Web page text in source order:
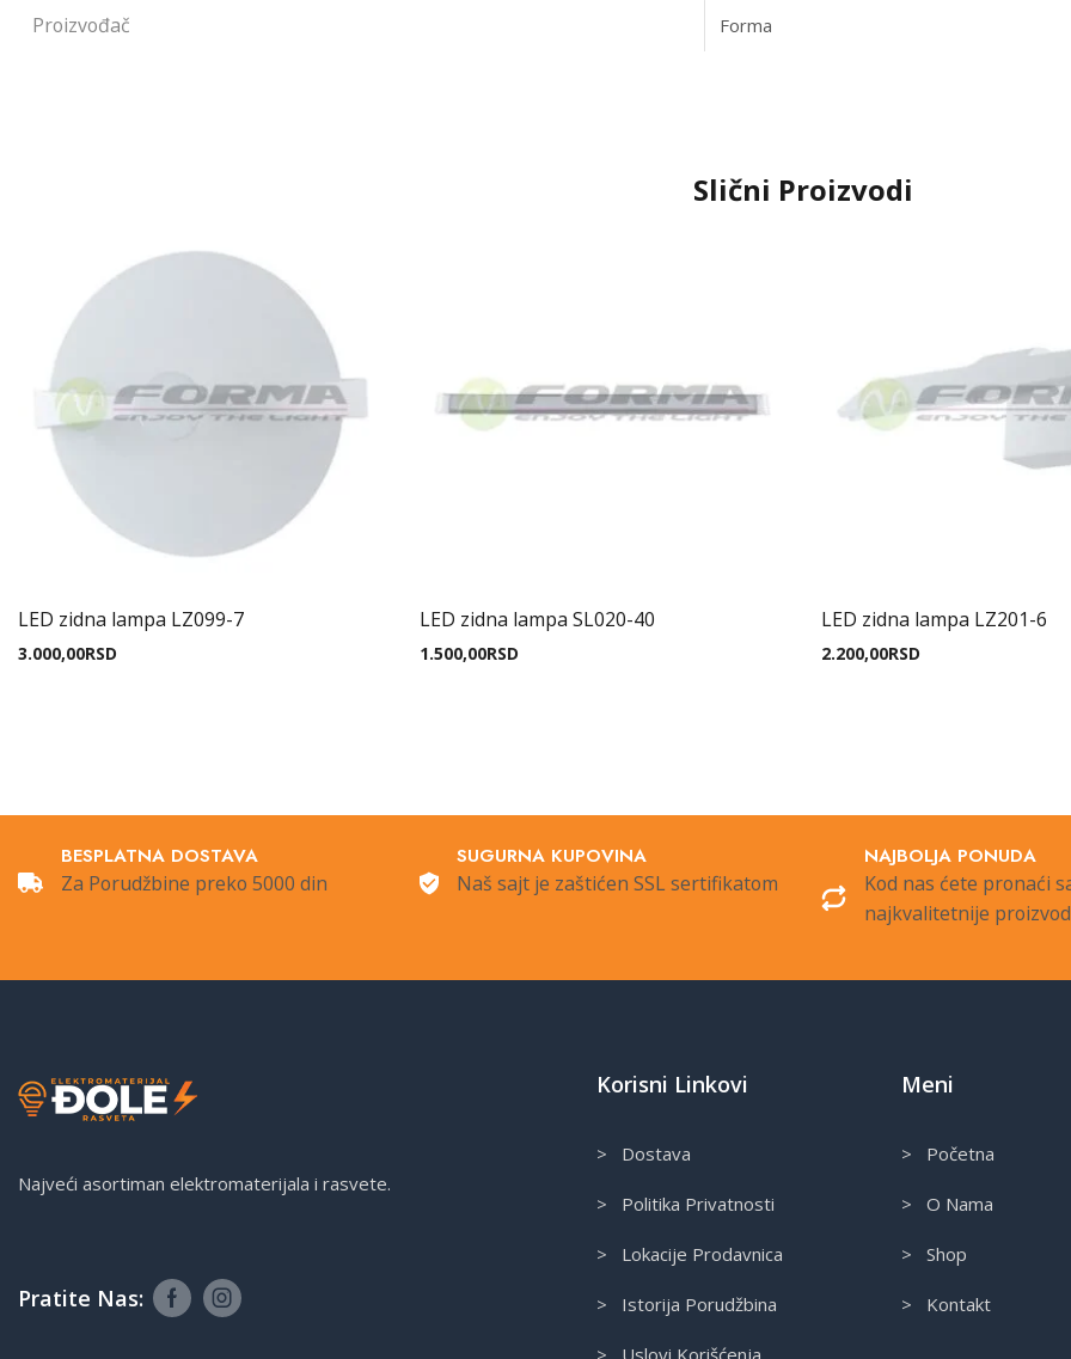
Proizvođač Forma
Slični Proizvodi
LED zidna lampa LZ099-7
3.000,00RSD
LED zidna lampa SL020-40
1.500,00RSD
LED zidna lampa LZ201-6
2.200,00RSD
BESPLATNA DOSTAVA
Za Porudžbine preko 5000 din
SUGURNA KUPOVINA
Naš sajt je zaštićen SSL sertifikatom
NAJBOLJA PONUDA
Kod nas ćete pronaći
najkvalitetnije
Najveći asortiman elektromaterijala i rasvete.
Pratite Nas:
Korisni Linkovi
> Dostava
> Politika Privatnosti
> Lokacije Prodavnica
> Istorija Porudžbina
Meni
> Početna
> O Nama
> Shop
> Kontakt